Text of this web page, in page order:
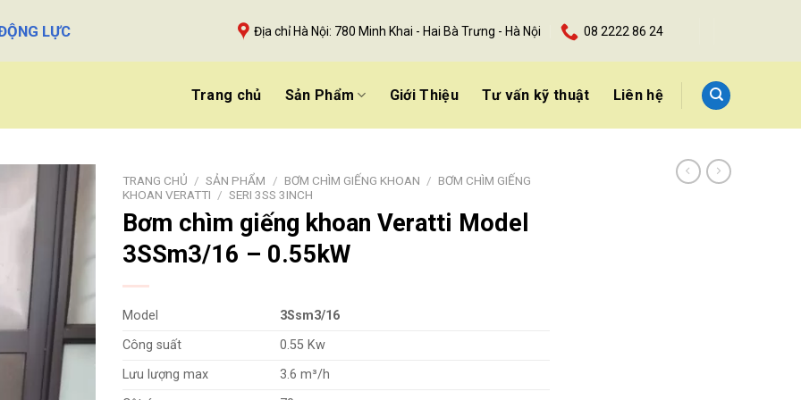
LỰC Địa chỉ Hà Nội: 780 Minh Khai - Hai Bà Trưng - Hà Nội 08 2222 86 24
Trang chủ Sản Phẩm Giới Thiệu Tư vấn kỹ thuật Liên hệ
TRANG CHỦ / SẢN PHẨM / BƠM CHÌM GIẾNG KHOAN / BƠM CHÌM GIẾNG
KHOAN VERATTI / SERI 3SS 3INCH
Bơm chìm giếng khoan Veratti Model
3SSm3/16 – 0.55kW
Model
3Ssm3/16
Công suất
0.55 Kw
Lưu lượng max
3.6 m³/h